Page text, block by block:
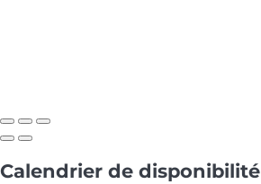
Calendrier de disponibilité